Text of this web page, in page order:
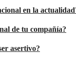
en la
de tu compañía?
asertivo?